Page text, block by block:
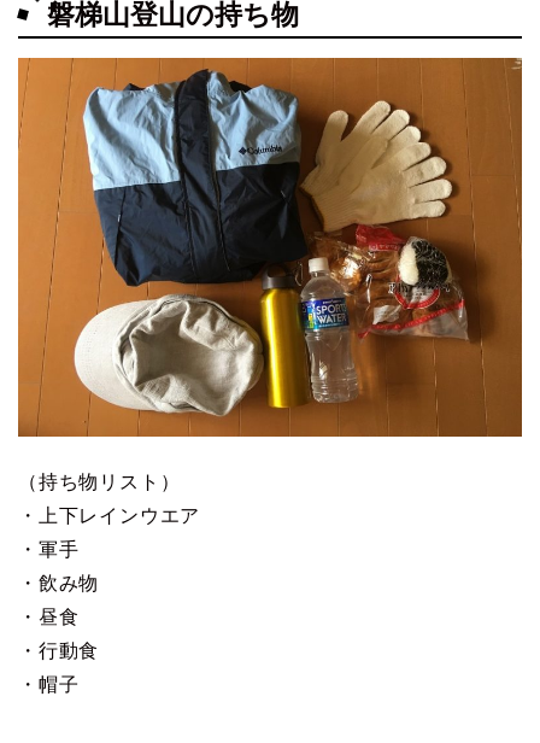
磐梯山登山の持ち物
（持ち物リスト）
・上下レインウエア
・軍手
・飲み物
・昼食
・行動食
・帽子